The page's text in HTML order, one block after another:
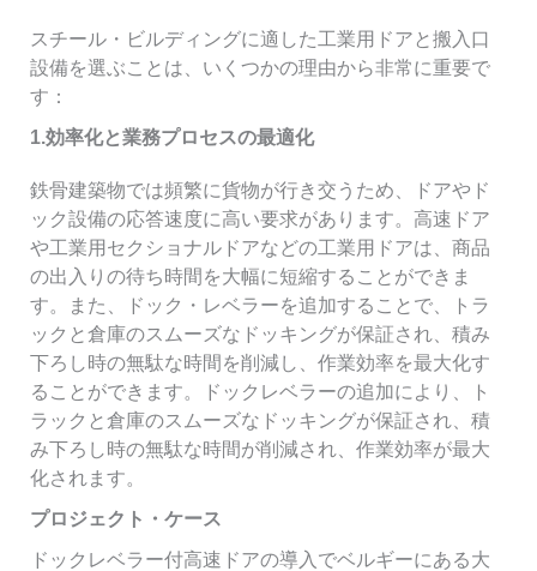
スチール・ビルディングに適した工業用ドアと搬入口
設備を選ぶことは、いくつかの理由から非常に重要で
す：
1.効率化と業務プロセスの最適化
鉄骨建築物では頻繁に貨物が行き交うため、ドアやド
ック設備の応答速度に高い要求があります。高速ドア
や工業用セクショナルドアなどの工業用ドアは、商品
の出入りの待ち時間を大幅に短縮することができま
す。また、ドック・レベラーを追加することで、トラ
ックと倉庫のスムーズなドッキングが保証され、積み
下ろし時の無駄な時間を削減し、作業効率を最大化す
ることができます。ドックレベラーの追加により、ト
ラックと倉庫のスムーズなドッキングが保証され、積
み下ろし時の無駄な時間が削減され、作業効率が最大
化されます。
プロジェクト・ケース
ドックレベラー付高速ドアの導入でベルギーにある大